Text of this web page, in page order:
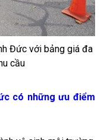
Đức với bảng giá đa
cầu
có những ưu điểm